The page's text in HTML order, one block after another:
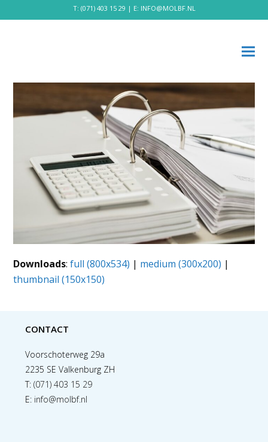
T: (071) 403 15 29 | E: INFO@MOLBF.NL
Downloads:full (800x534) | medium (300x200) |
thumbnail (150x150)
CONTACT
Voorschoterweg 29a
2235 SE Valkenburg ZH
T:(071) 403 15 29
E: info@molbf.nl